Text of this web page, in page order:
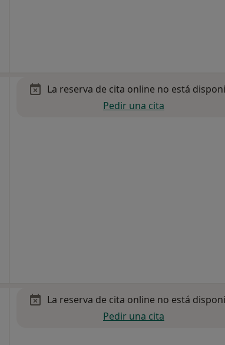
La reserva de cita online no está
Pedir una cita
La reserva de cita online no está
Pedir una cita